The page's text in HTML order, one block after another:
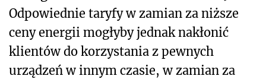
Odpowiednie taryfy w zamian za niższe
ceny energii mogłyby jednak nakłonić
klientów do korzystania z pewnych
urządzeń w innym czasie, w zamian za